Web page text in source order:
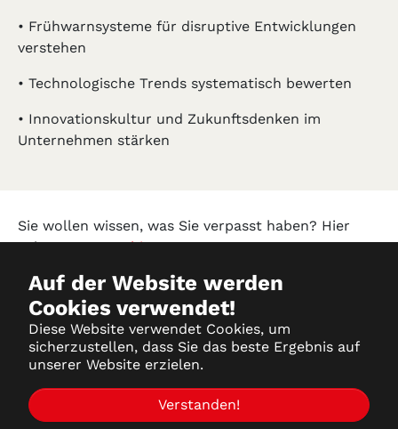
Auf der Website werden
Cookies verwendet!
Diese Website verwendet Cookies, um
sicherzustellen, dass Sie das beste Ergebnis auf
unserer Website erzielen.
Verstanden!
• Frühwarnsysteme für disruptive Entwicklungen
verstehen
• Technologische Trends systematisch bewerten
• Innovationskultur und Zukunftsdenken im
Unternehmen stärken
Sie wollen wissen, was Sie verpasst haben? Hier
geht es zumArchiv!
Datenschutz
Impressum
Partner-Login